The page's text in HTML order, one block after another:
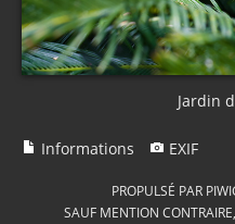
Jardin
Informations EXIF
PROPULSÉ PAR
SAUF MENTION